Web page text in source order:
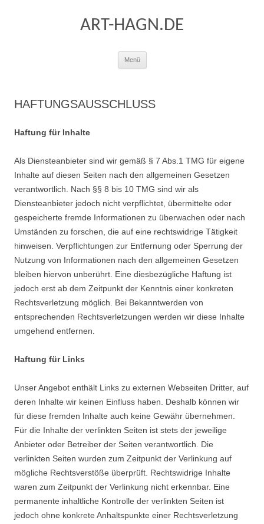
ART-HAGN.DE
Menü
HAFTUNGSAUSSCHLUSS
Haftung für Inhalte
Als Diensteanbieter sind wir gemäß § 7 Abs.1 TMG für eigene
Inhalte auf diesen Seiten nach den allgemeinen Gesetzen
verantwortlich. Nach §§ 8 bis 10 TMG sind wir als
Diensteanbieter jedoch nicht verpflichtet, übermittelte oder
gespeicherte fremde Informationen zu überwachen oder nach
Umständen zu forschen, die auf eine rechtswidrige Tätigkeit
hinweisen. Verpflichtungen zur Entfernung oder Sperrung der
Nutzung von Informationen nach den allgemeinen Gesetzen
bleiben hiervon unberührt. Eine diesbezügliche Haftung ist
jedoch erst ab dem Zeitpunkt der Kenntnis einer konkreten
Rechtsverletzung möglich. Bei Bekanntwerden von
entsprechenden Rechtsverletzungen werden wir diese Inhalte
umgehend entfernen.
Haftung für Links
Unser Angebot enthält Links zu externen Webseiten Dritter, auf
deren Inhalte wir keinen Einfluss haben. Deshalb können wir
für diese fremden Inhalte auch keine Gewähr übernehmen.
Für die Inhalte der verlinkten Seiten ist stets der jeweilige
Anbieter oder Betreiber der Seiten verantwortlich. Die
verlinkten Seiten wurden zum Zeitpunkt der Verlinkung auf
mögliche Rechtsverstöße überprüft. Rechtswidrige Inhalte
waren zum Zeitpunkt der Verlinkung nicht erkennbar. Eine
permanente inhaltliche Kontrolle der verlinkten Seiten ist
jedoch ohne konkrete Anhaltspunkte einer Rechtsverletzung